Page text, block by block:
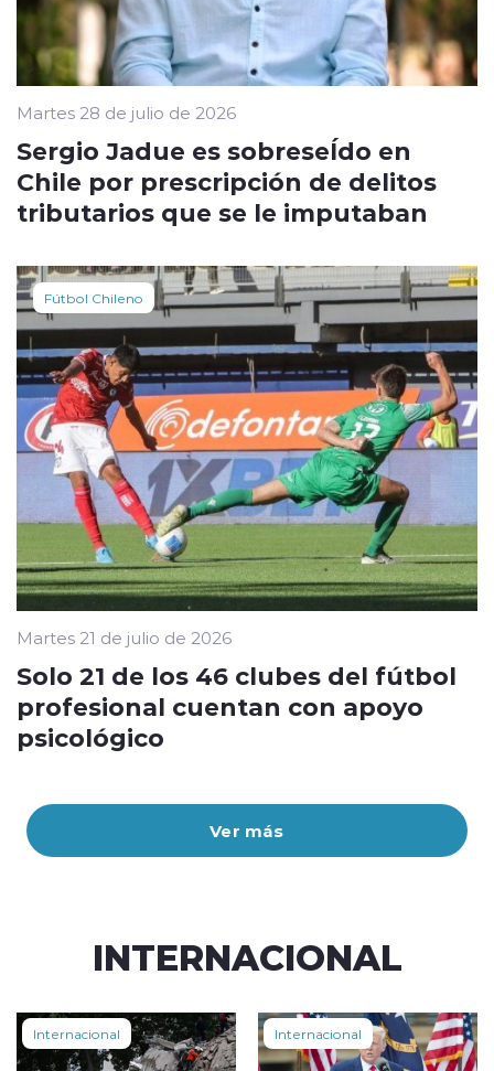
Ver más
Martes 28 de julio de 2026
Sergio Jadue es sobreseÍdo en
Chile por prescripción de delitos
tributarios que se le imputaban
Fútbol Chileno
Martes 21 de julio de 2026
Solo 21 de los 46 clubes del fútbol
profesional cuentan con apoyo
psicológico
INTERNACIONAL
Internacional Internacional